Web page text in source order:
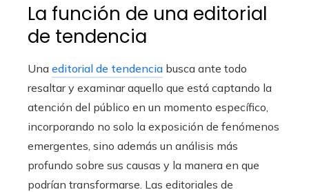
La función de una editorial
de tendencia
Una editorial de tendencia busca ante todo
resaltar y examinar aquello que está captando la
atención del público en un momento específico,
incorporando no solo la exposición de fenómenos
emergentes, sino además un análisis más
profundo sobre sus causas y la manera en que
podrían transformarse. Las editoriales de